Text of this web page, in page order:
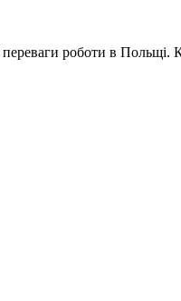
переваги роботи в